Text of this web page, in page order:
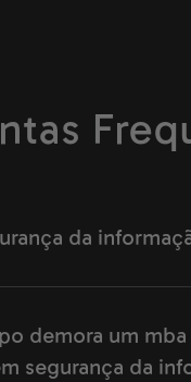
da
demora um mba
segurança da